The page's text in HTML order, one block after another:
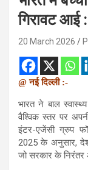
गिरावट आई
20 March 2026
@ नई दिल्ली :-
भारत ने बाल
वैश्विक स्तर पर
इंटर-एजेंसी ग्रुप
2025 के अनुसार,
जो सरकार के निरंतर